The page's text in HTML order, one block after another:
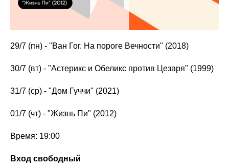
29/7 (пн) - "Ван Гог. На пороге Вечности" (2018)
30/7 (вт) - "Астерикс и Обеликс против Цезаря" (1999)
31/7 (ср) - "Дом Гуччи" (2021)
01/7 (чт) - "Жизнь Пи" (2012)
Время: 19:00
Вход свободный